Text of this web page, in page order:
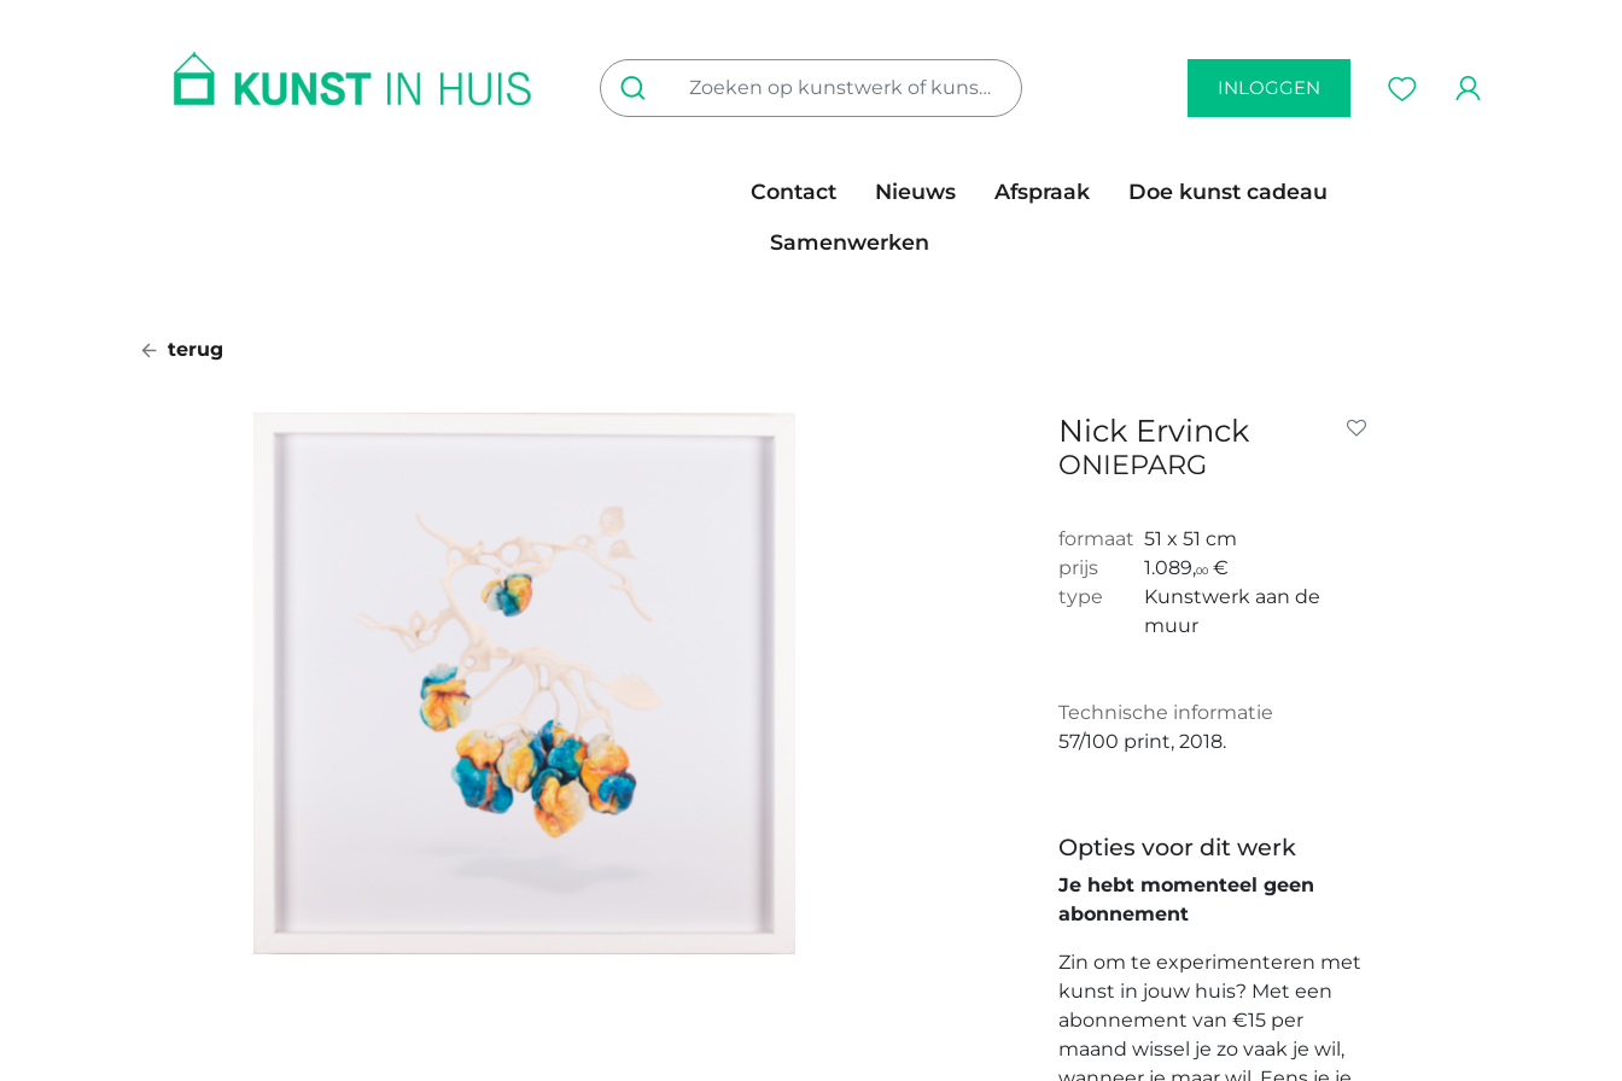
INLOGGEN
Contact Nieuws Afspraak
Doe kunst cadeau
Samenwerken
terug
Nick Ervinck
ONIEPARG
formaat 51 x 51 cm
prijs
1.089,00 €
type
Kunstwerk aan de
muur
Technische informatie
57/100 print, 2018.
Opties voor dit werk
Je hebt momenteel geen
abonnement
Zin om te experimenteren met
kunst in jouw huis? Met een
abonnement van €15 per
maand wissel je zo vaak je wil,